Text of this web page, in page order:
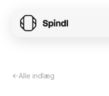
Alle indlæg